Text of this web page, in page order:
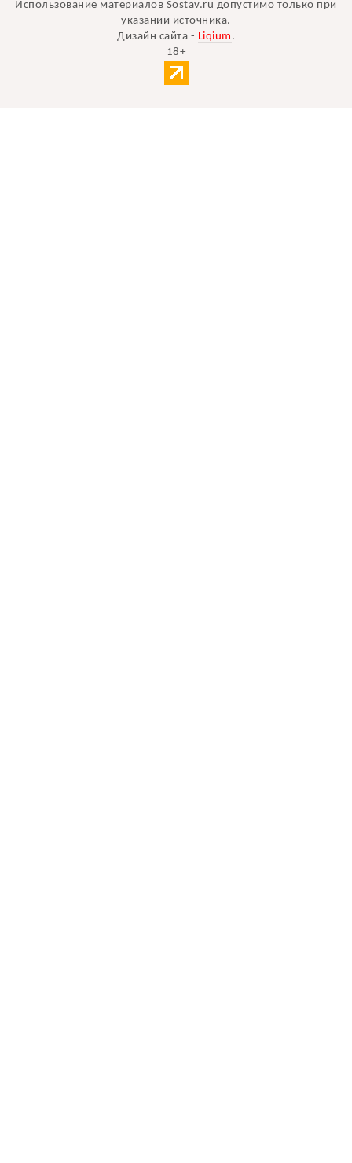
Использование материалов Sostav.ru допустимо только при
указании источника.
Дизайн сайта - Liqium .
18+